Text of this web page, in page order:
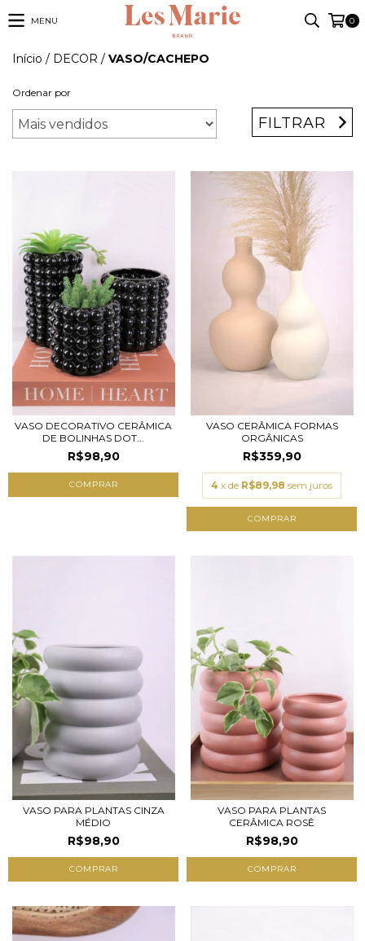
MENU 0
Início / DECOR / VASO/CACHEPO
Ordenar por
FILTRAR
VASO DECORATIVO CERÂMICA
DE BOLINHAS DOT...
R$98,90
COMPRAR
VASO CERÂMICA FORMAS
ORGÂNICAS
R$359,90
4 x de R$89,98 sem juros
COMPRAR
VASO PARA PLANTAS CINZA
MÉDIO
R$98,90
VASO PARA PLANTAS
CERÂMICA ROSÊ
R$98,90
COMPRAR